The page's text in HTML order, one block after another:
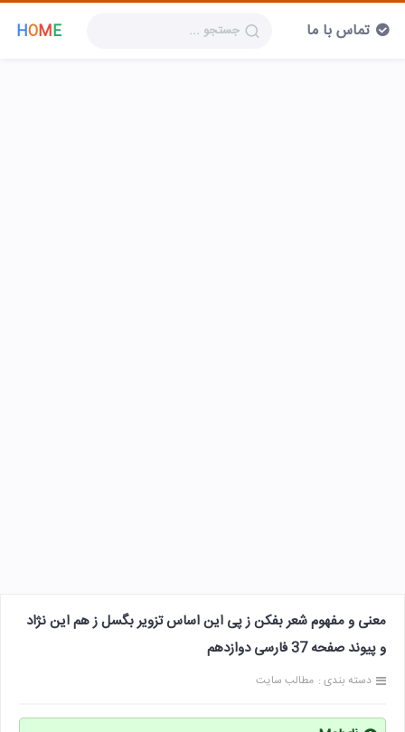
HOME تماس با ما
معنی و مفهوم شعر بفکن ز پی این اساس تزویر بگسل ز هم این نژاد
و پیوند صفحه 37 فارسی دوازدهم
دسته بندی : مطالب سایت